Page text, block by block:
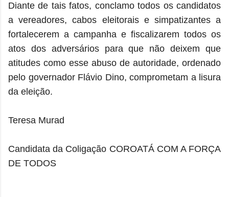
Diante de tais fatos, conclamo todos os candidatos
a vereadores, cabos eleitorais e simpatizantes a
fortalecerem a campanha e fiscalizarem todos os
atos dos adversários para que não deixem que
atitudes como esse abuso de autoridade, ordenado
pelo governador Flávio Dino, comprometam a lisura
da eleição.
Teresa Murad
Candidata da Coligação COROATÁ COM A FORÇA
DE TODOS